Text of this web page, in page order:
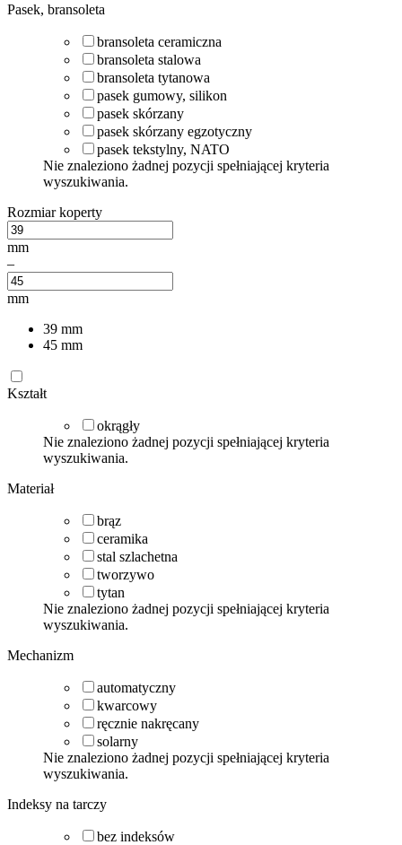
Pasek, bransoleta
bransoleta ceramiczna
bransoleta stalowa
bransoleta tytanowa
pasek gumowy, silikon
pasek skórzany
pasek skórzany egzotyczny
pasek tekstylny, NATO
Nie znaleziono żadnej pozycji spełniającej kryteria
wyszukiwania.
Rozmiar koperty
mm
–
mm
39 mm
45 mm
Kształt
okrągły
Nie znaleziono żadnej pozycji spełniającej kryteria
wyszukiwania.
Materiał
brąz
ceramika
stal szlachetna
tworzywo
tytan
Nie znaleziono żadnej pozycji spełniającej kryteria
wyszukiwania.
Mechanizm
automatyczny
kwarcowy
ręcznie nakręcany
solarny
Nie znaleziono żadnej pozycji spełniającej kryteria
wyszukiwania.
Indeksy na tarczy
bez indeksów